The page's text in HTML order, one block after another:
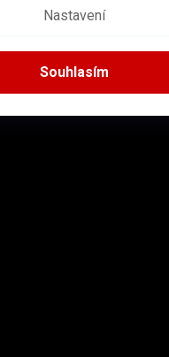
Nastavení
Souhlasím
Bosportnebyly nalezeny...